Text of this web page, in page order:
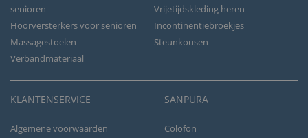
senioren
Vrijetijdskleding heren
Hoorversterkers voor senioren
Incontinentiebroekjes
Massagestoelen
Steunkousen
Verbandmateriaal
KLANTENSERVICE
Algemene voorwaarden
SANPURA
Colofon